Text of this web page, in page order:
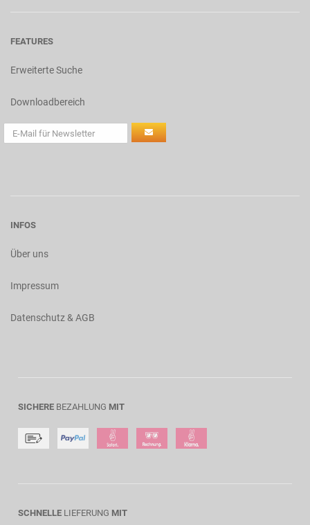
FEATURES
Erweiterte Suche
Downloadbereich
INFOS
Über uns
Impressum
Datenschutz & AGB
SICHERE BEZAHLUNG MIT
SCHNELLE LIEFERUNG MIT